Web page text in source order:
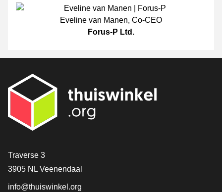
Eveline van Manen, Co-CEO
Forus-P Ltd.
[_General:Contact]
Traverse 3
3905 NL Veenendaal
info@thuiswinkel.org